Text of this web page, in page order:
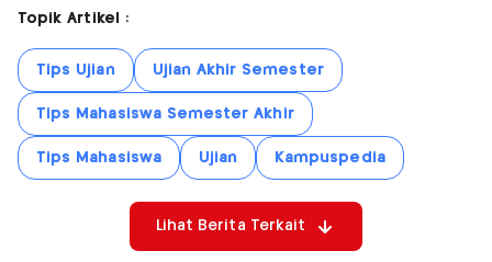
Topik Artikel :
Tips Ujian Ujian Akhir Semester
Tips Mahasiswa Semester Akhir
Tips Mahasiswa Ujian Kampuspedia
Lihat Berita Terkait